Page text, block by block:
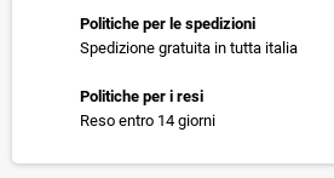
Politiche per le spedizioni
Spedizione gratuita in tutta italia
Politiche per i resi
Reso entro 14 giorni